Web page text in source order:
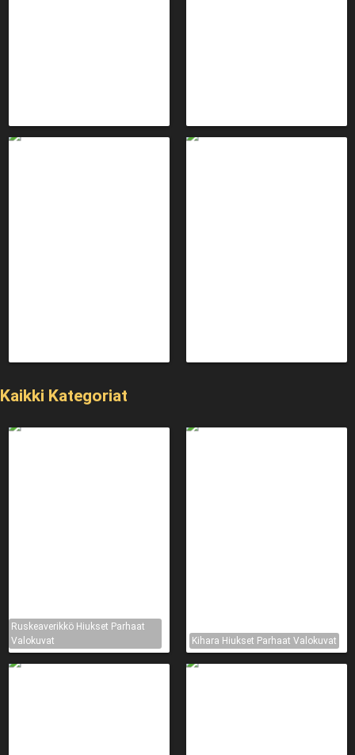
Kaikki Kategoriat
Ruskeaverikkö Hiukset Parhaat
Valokuvat
Kihara Hiukset Parhaat Valokuvat